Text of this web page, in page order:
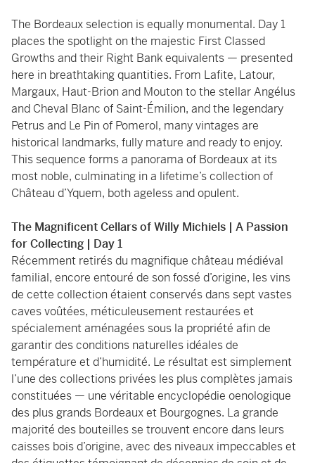
The Bordeaux selection is equally monumental. Day 1
places the spotlight on the majestic First Classed
Growths and their Right Bank equivalents — presented
here in breathtaking quantities. From Lafite, Latour,
Margaux, Haut-Brion and Mouton to the stellar Angélus
and Cheval Blanc of Saint-Émilion, and the legendary
Petrus and Le Pin of Pomerol, many vintages are
historical landmarks, fully mature and ready to enjoy.
This sequence forms a panorama of Bordeaux at its
most noble, culminating in a lifetime’s collection of
Château d’Yquem, both ageless and opulent.
The Magnificent Cellars of Willy Michiels | A Passion
for Collecting | Day 1
Récemment retirés du magnifique château médiéval
familial, encore entouré de son fossé d’origine, les vins
de cette collection étaient conservés dans sept vastes
caves voûtées, méticuleusement restaurées et
spécialement aménagées sous la propriété afin de
garantir des conditions naturelles idéales de
température et d’humidité. Le résultat est simplement
l’une des collections privées les plus complètes jamais
constituées — une véritable encyclopédie oenologique
des plus grands Bordeaux et Bourgognes. La grande
majorité des bouteilles se trouvent encore dans leurs
caisses bois d’origine, avec des niveaux impeccables et